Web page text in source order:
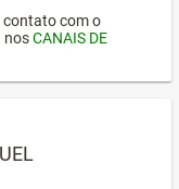
contato com o
nosCANAIS DE